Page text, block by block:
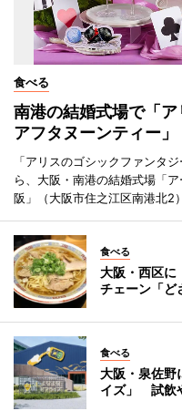
食べる
南港の結婚式場で「
アフタヌーンティー」
「アリスのゴシックファンタ
ら、大阪・南港の結婚式場「
阪」（大阪市住之江区南港北2
食べる
大阪・西区
チェーン「ど
食べる
大阪・泉佐野
イズ」 試飲